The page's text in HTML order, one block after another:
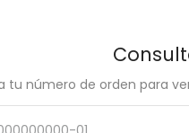
tu número de orden para